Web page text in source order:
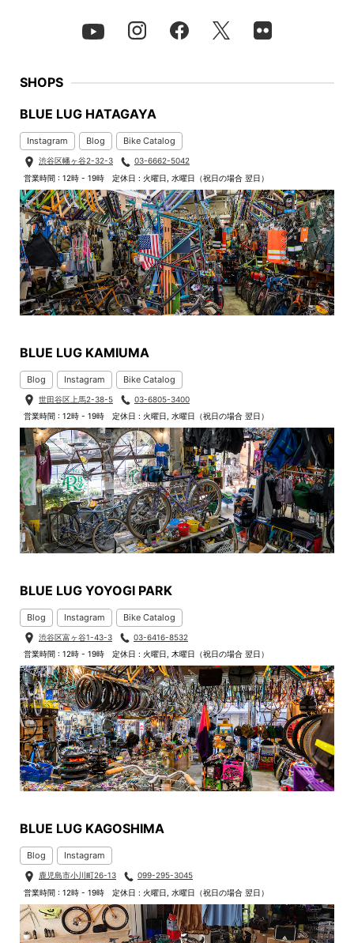
SHOPS
BLUE LUG HATAGAYA
Instagram Blog Bike Catalog
渋谷区幡ヶ谷2-32-3
03-6662-5042
営業時間 : 12時 - 19時
定休日 : 火曜日, 水曜日（祝日の場合 翌日）
BLUE LUG KAMIUMA
Blog Instagram Bike Catalog
世田谷区上馬2-38-5
03-6805-3400
営業時間 : 12時 - 19時
定休日 : 火曜日, 水曜日（祝日の場合 翌日）
BLUE LUG YOYOGI PARK
Blog Instagram Bike Catalog
渋谷区富ヶ谷1-43-3
03-6416-8532
営業時間 : 12時 - 19時
定休日 : 火曜日, 木曜日（祝日の場合 翌日）
BLUE LUG KAGOSHIMA
Blog Instagram
鹿児島市小川町26-13
099-295-3045
営業時間 : 12時 - 19時
定休日 : 火曜日, 水曜日（祝日の場合 翌日）